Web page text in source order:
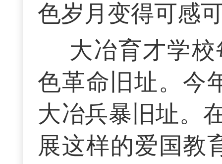
色岁月变得可感
大冶育才学
色革命旧址。今
大冶兵暴旧址。
展这样的爱国教